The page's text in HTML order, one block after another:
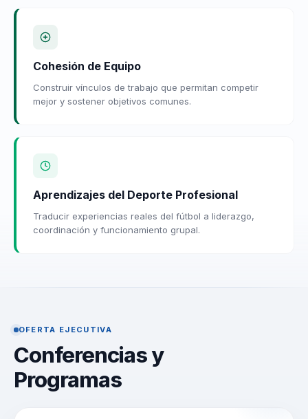
Cohesión de Equipo
Construir vínculos de trabajo que permitan competir
mejor y sostener objetivos comunes.
Aprendizajes del Deporte Profesional
Traducir experiencias reales del fútbol a liderazgo,
coordinación y funcionamiento grupal.
OFERTA EJECUTIVA
Conferencias y
Programas